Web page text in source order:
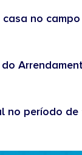
no campo
no período de